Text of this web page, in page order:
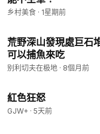
乡村美食 · 1星期前
荒野深山發現處巨石
可以捕魚來吃
别利切夫在极地 · 8個月前
紅色狂怒
GJW+ · 5天前